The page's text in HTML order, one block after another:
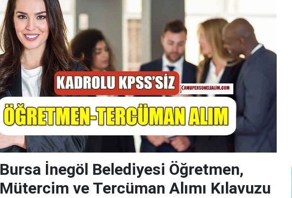
Bursa İnegöl Belediyesi Öğretmen,
Mütercim ve Tercüman Alımı Kılavuzu